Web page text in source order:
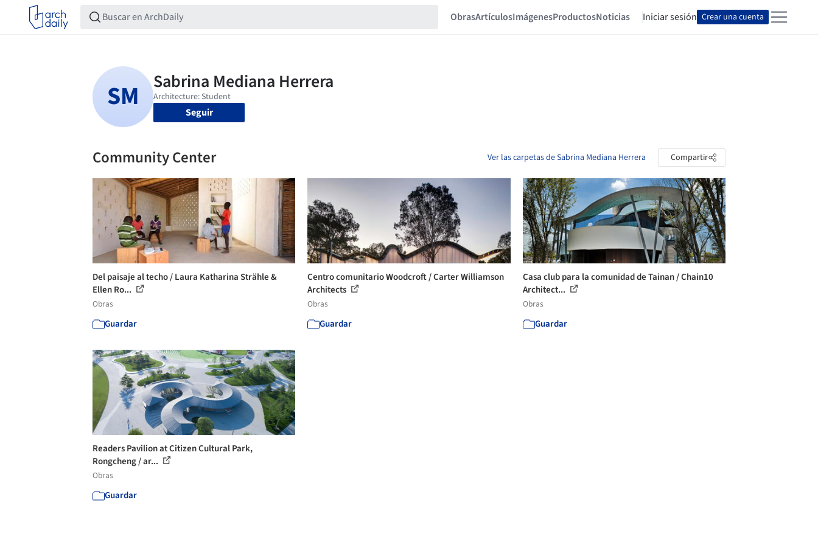
ObrasArtículosImágenesProductosNoticias Iniciar sesión Crear una cuenta
Seguir
Community Center Ver las carpetas de Sabrina Mediana Herrera Compartir
Del paisaje al techo / Laura Katharina Strähle &
Ellen Ro...
Obras
Guardar
Centro comunitario Woodcroft / Carter Williamson
Architects
Obras
Guardar
Casa club para la comunidad de Tainan / Chain10
Architect...
Obras
Guardar
Readers Pavilion at Citizen Cultural Park,
Rongcheng / ar...
Obras
Guardar